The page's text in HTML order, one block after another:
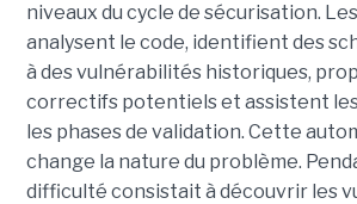
niveaux du cycle de sécurisation.
analysent le code, identifient des
à des vulnérabilités historiques,
correctifs potentiels et assistent
les phases de validation. Cette
change la nature du problème.
difficulté consistait à découvrir les